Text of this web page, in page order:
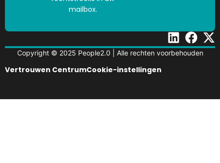
mailbox.
Copyright © 2025 People2.0 | Alle rechten voorbehouden
Vertrouwen CentrumCookie-instellingen